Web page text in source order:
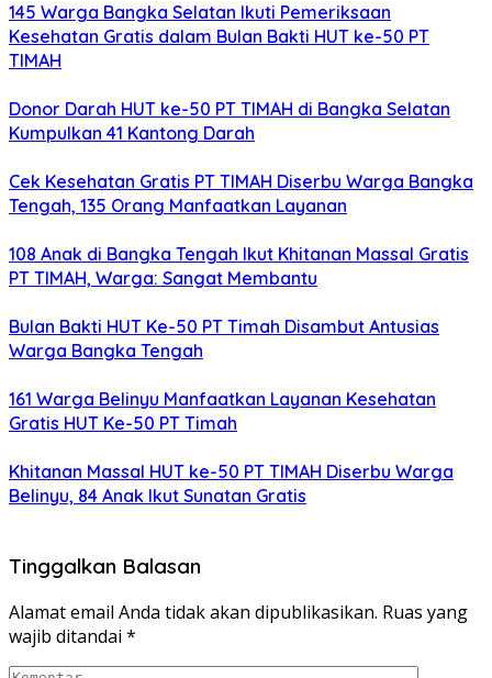
145 Warga Bangka Selatan Ikuti Pemeriksaan
Kesehatan Gratis dalam Bulan Bakti HUT ke-50 PT
TIMAH
Donor Darah HUT ke-50 PT TIMAH di Bangka Selatan
Kumpulkan 41 Kantong Darah
Cek Kesehatan Gratis PT TIMAH Diserbu Warga Bangka
Tengah, 135 Orang Manfaatkan Layanan
108 Anak di Bangka Tengah Ikut Khitanan Massal Gratis
PT TIMAH, Warga: Sangat Membantu
Bulan Bakti HUT Ke-50 PT Timah Disambut Antusias
Warga Bangka Tengah
161 Warga Belinyu Manfaatkan Layanan Kesehatan
Gratis HUT Ke-50 PT Timah
Khitanan Massal HUT ke-50 PT TIMAH Diserbu Warga
Belinyu, 84 Anak Ikut Sunatan Gratis
Tinggalkan Balasan
Alamat email Anda tidak akan dipublikasikan. Ruas yang
wajib ditandai *